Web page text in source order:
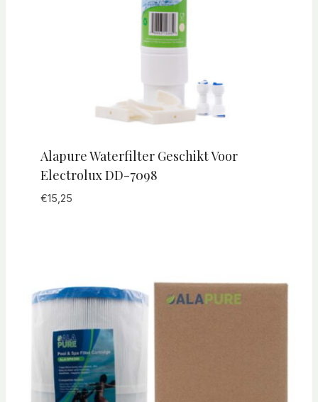
Alapure Waterfilter Geschikt Voor
Electrolux DD-7098
€15,25